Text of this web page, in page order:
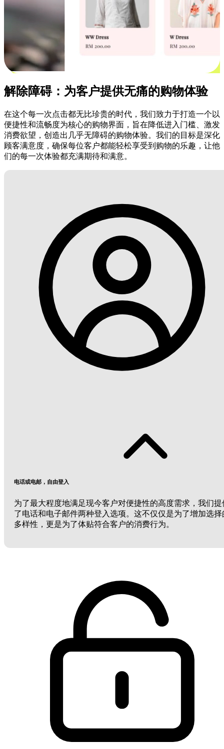
解除障碍：为客户提供无痛的购物体验
在这个每一次点击都无比珍贵的时代，我们致力于打造一个以
便捷性和流畅度为核心的购物界面，旨在降低进入门槛、激发
消费欲望，创造出几乎无障碍的购物体验。我们的目标是深化
顾客满意度，确保每位客户都能轻松享受到购物的乐趣，让他
们的每一次体验都充满期待和满意。
电话或电邮，自由登入
为了最大程度地满足现今客户对便捷性的高度需求，我们提
了电话和电子邮件两种登入选项。这不仅仅是为了增加选择
多样性，更是为了体贴符合客户的消费行为。